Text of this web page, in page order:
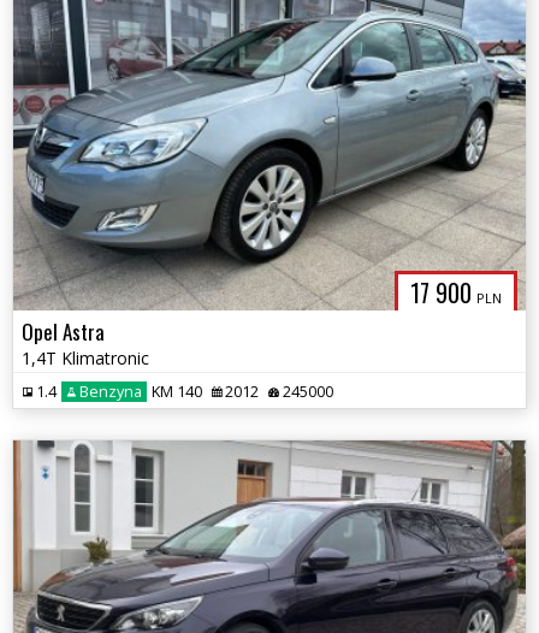
17 900 PLN
Opel Astra
1,4T Klimatronic
1.4 Benzyna KM 140 2012 245000